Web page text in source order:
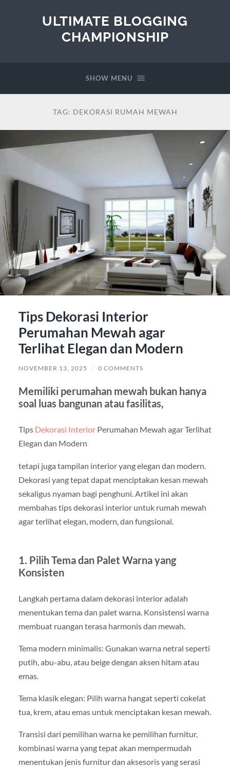
ULTIMATE BLOGGING
CHAMPIONSHIP
SHOW MENU
TAG: DEKORASI RUMAH MEWAH
Tips Dekorasi Interior
Perumahan Mewah agar
Terlihat Elegan dan Modern
NOVEMBER 13, 2025 / 0 COMMENTS
Memiliki perumahan mewah bukan hanya
soal luas bangunan atau fasilitas,
Tips Dekorasi InteriorPerumahan Mewah agar Terlihat
Elegan dan Modern
tetapi juga tampilan interior yang elegan dan modern.
Dekorasi yang tepat dapat menciptakan kesan mewah
sekaligus nyaman bagi penghuni. Artikel ini akan
membahas tips dekorasi interior untuk rumah mewah
agar terlihat elegan, modern, dan fungsional.
1. Pilih Tema dan Palet Warna yang
Konsisten
Langkah pertama dalam dekorasi interior adalah
menentukan tema dan palet warna. Konsistensi warna
membuat ruangan terasa harmonis dan mewah.
Tema modern minimalis: Gunakan warna netral seperti
putih, abu-abu, atau beige dengan aksen hitam atau
emas.
Tema klasik elegan: Pilih warna hangat seperti cokelat
tua, krem, atau emas untuk menciptakan kesan mewah.
Transisi dari pemilihan warna ke pemilihan furnitur,
kombinasi warna yang tepat akan mempermudah
menentukan jenis furnitur dan aksesoris yang serasi